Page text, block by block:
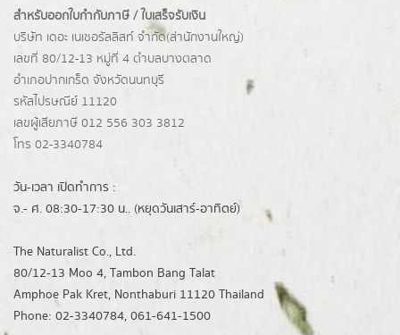
สำหรับออกใบกำกับภาษี / ใบเสร็จรับเงิน
บริษัท เดอะ เนเชอรัลลิสท์ จำกัด(ส่านักงานใหญ่)
เลขที่ 80/12-13 หมู่ที่ 4 ตำบลบางตลาด
อำเภอปากเกร็ด จังหวัดนนทบุรี
รหัสไปรษณีย์ 11120
เลขผู้เสียภาษี 012 556 303 3812
โทร 02-3340784
วัน-เวลา เปิดทำการ :
จ.- ศ. 08:30-17:30 น.. (หยุดวันเสาร์-อาทิตย์)
The Naturalist Co., Ltd.
80/12-13 Moo 4, Tambon Bang Talat
Amphoe Pak Kret, Nonthaburi 11120 Thailand
Phone: 02-3340784, 061-641-1500